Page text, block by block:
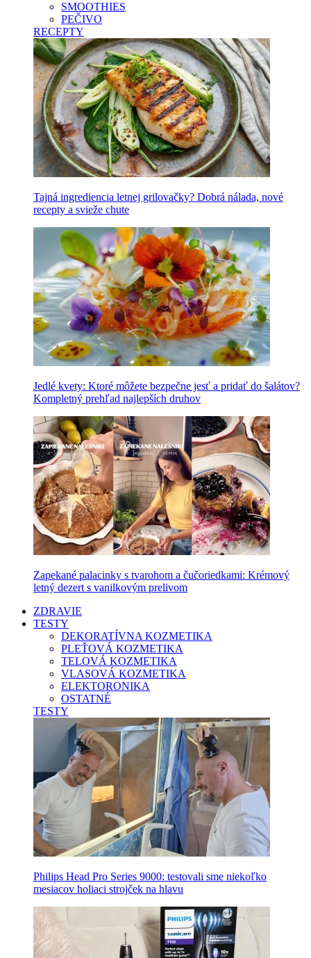
SMOOTHIES
PEČIVO
RECEPTY
Tajná ingrediencia letnej grilovačky? Dobrá nálada, nové
recepty a svieže chute
Jedlé kvety: Ktoré môžete bezpečne jesť a pridať do šalátov?
Kompletný prehľad najlepších druhov
Zapekané palacinky s tvarohom a čučoriedkami: Krémový
letný dezert s vanilkovým prelivom
ZDRAVIE
TESTY
DEKORATÍVNA KOZMETIKA
PLEŤOVÁ KOZMETIKA
TELOVÁ KOZMETIKA
VLASOVÁ KOZMETIKA
ELEKTORONIKA
OSTATNÉ
TESTY
Philips Head Pro Series 9000: testovali sme niekoľko
mesiacov holiaci strojček na hlavu